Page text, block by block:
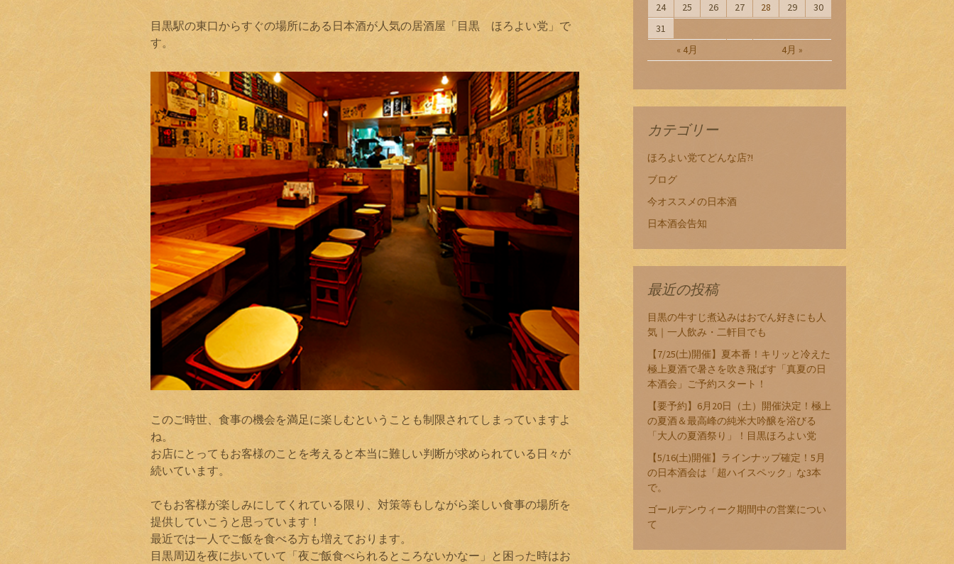
目黒駅の東口からすぐの場所にある日本酒が人気の居酒屋「目黒 ほろよい党」で
す。
このご時世、食事の機会を満足に楽しむということも制限されてしまっていますよ
ね。
お店にとってもお客様のことを考えると本当に難しい判断が求められている日々が
続いています。
でもお客様が楽しみにしてくれている限り、対策等もしながら楽しい食事の場所を
提供していこうと思っています！
最近では一人でご飯を食べる方も増えております。
目黒周辺を夜に歩いていて「夜ご飯食べられるところないかなー」と困った時はお
« 4月 4月 »
24
25 26 27 28 29
30
31
カテゴリー
ほろよい党てどんな店?!
ブログ
今オススメの日本酒
日本酒会告知
最近の投稿
目黒の牛すじ煮込みはおでん好きにも人
気｜一人飲み・二軒目でも
【7/25(土)開催】夏本番！キリッと冷えた
極上夏酒で暑さを吹き飛ばす「真夏の日
本酒会」ご予約スタート！
【要予約】6月20日（土）開催決定！極上
の夏酒＆最高峰の純米大吟醸を浴びる
「大人の夏酒祭り」！目黒ほろよい党
【5/16(土)開催】ラインナップ確定！5月
の日本酒会は「超ハイスペック」な3本
で。
ゴールデンウィーク期間中の営業につい
て